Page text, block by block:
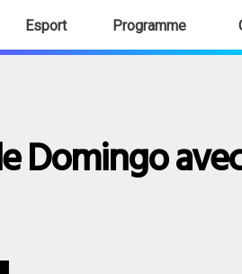
Esport Programme
Domingo